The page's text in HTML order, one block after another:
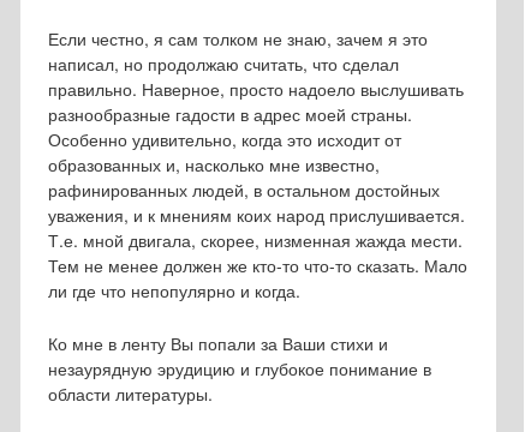
Если честно, я сам толком не знаю, зачем я это
написал, но продолжаю считать, что сделал
правильно. Наверное, просто надоело выслушивать
разнообразные гадости в адрес моей страны.
Особенно удивительно, когда это исходит от
образованных и, насколько мне известно,
рафинированных людей, в остальном достойных
уважения, и к мнениям коих народ прислушивается.
Т.е. мной двигала, скорее, низменная жажда мести.
Тем не менее должен же кто-то что-то сказать. Мало
ли где что непопулярно и когда.
Ко мне в ленту Вы попали за Ваши стихи и
незаурядную эрудицию и глубокое понимание в
области литературы.